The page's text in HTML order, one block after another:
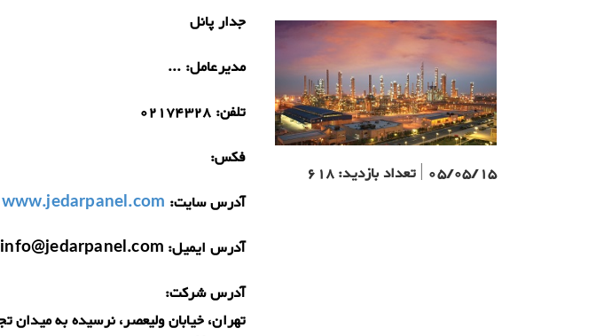
05/05/15
|تعداد بازدید:618
جدار پانل
مدیرعامل: ...
تلفن: 02174328
فکس:
آدرس سایت: www.jedarpanel.com
آدرس ایمیل: info@jedarpanel.com
آدرس شرکت: